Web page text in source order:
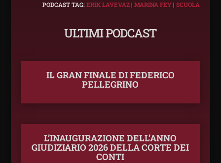
PODCAST TAG:ERIK LAVEVAZ|MARINA FEY|SCUOLA
ULTIMI PODCAST
IL GRAN FINALE DI FEDERICO
PELLEGRINO
L’INAUGURAZIONE DELL’ANNO
GIUDIZIARIO 2026 DELLA CORTE DEI
CONTI